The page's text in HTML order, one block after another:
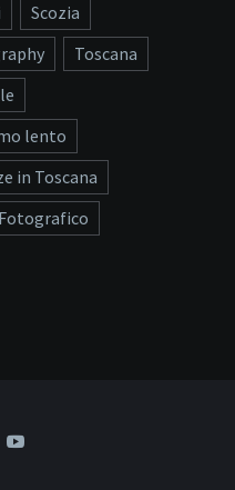
Scozia
Toscana
lento
in Toscana